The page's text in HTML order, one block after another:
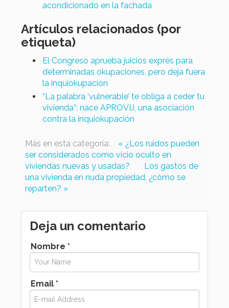
acondicionado en la fachada
Artículos relacionados (por
etiqueta)
El Congreso aprueba juicios exprés para
determinadas okupaciones, pero deja fuera
la inquiokupación
“La palabra ‘vulnerable’ te obliga a ceder tu
vivienda”: nace APROVIJ, una asociación
contra la inquiokupación
Más en esta categoría:
« ¿Los ruidos pueden
ser considerados como vicio oculto en
viviendas nuevas y usadas?
Los gastos de
una vivienda en nuda propiedad, ¿cómo se
reparten? »
Deja un comentario
Nombre *
Email *